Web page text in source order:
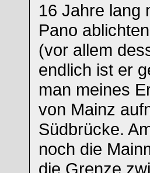
16 Jahre lang
Pano
(vor allem
endlich ist er
man meines
von Mainz
Südbrücke.
noch die
die Grenze